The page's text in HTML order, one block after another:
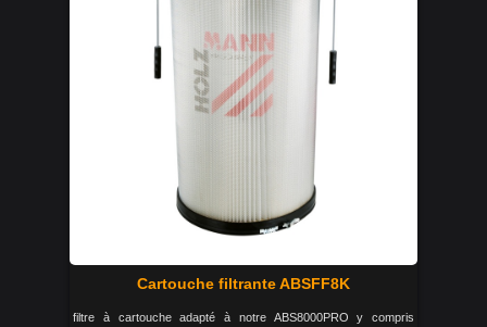
Cartouche filtrante ABSFF8K
filtre à cartouche adapté à notre ABS8000PRO y compris